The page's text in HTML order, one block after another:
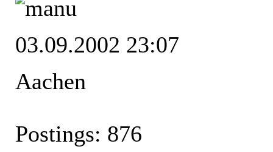
03.09.2002 23:07
Aachen
Postings: 876